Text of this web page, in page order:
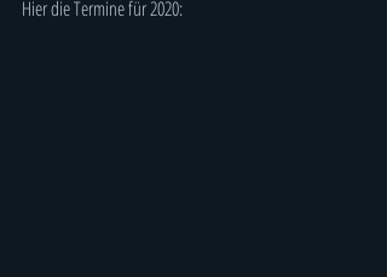
Hier die Termine für 2020: